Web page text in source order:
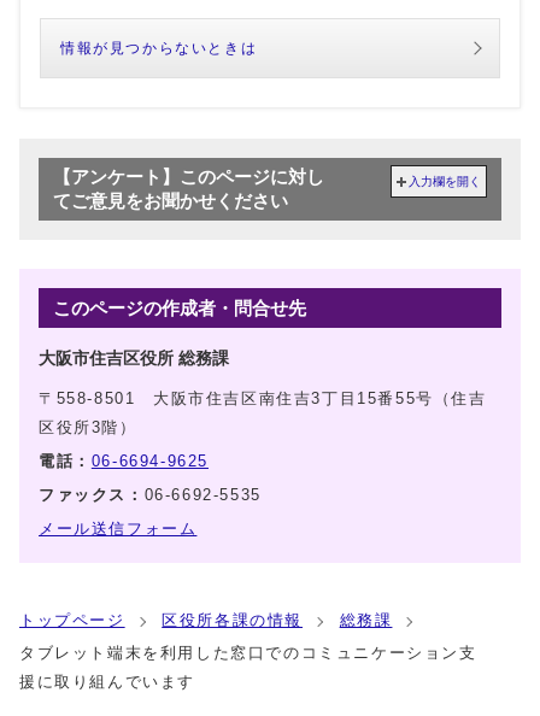
情報が見つからないときは
【アンケート】このページに対し
てご意見をお聞かせください
入力欄を開く
このページの作成者・問合せ先
大阪市住吉区役所 総務課
〒558-8501 大阪市住吉区南住吉3丁目15番55号（住吉
区役所3階）
電話： 06-6694-9625
ファックス： 06-6692-5535
メール送信フォーム
トップページ 区役所各課の情報
総務課
タブレット端末を利用した窓口でのコミュニケーション支
援に取り組んでいます